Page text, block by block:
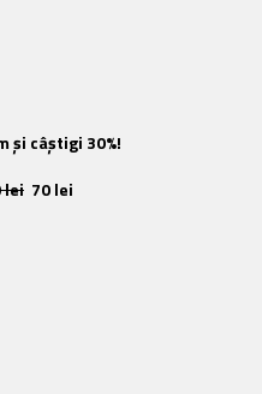
și câștigi 30%!
lei 70 lei